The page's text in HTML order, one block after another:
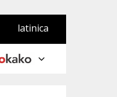
latinica